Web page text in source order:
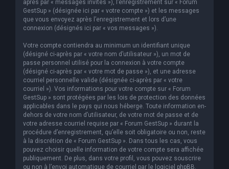
après par « messages invités »), l’enregistrement sur « Forum
GestSup » (désignée ici par « votre compte ») et les messages
que vous envoyez après l’enregistrement et lors d’une
connexion (désignés ici par « vos messages »).
Votre compte contiendra au minimum un identifiant unique
(désigné ci-après par « votre nom d’utilisateur »), un mot de
passe personnel utilisé pour la connexion à votre compte
(désigné ci-après par « votre mot de passe »), et une adresse
courriel personnelle valide (désignée ci-après par « votre
courriel »). Vos informations pour votre compte sur « Forum
GestSup » sont protégées par les lois de protection des données
applicables dans le pays qui nous héberge. Toute information en-
dehors de votre nom d’utilisateur, de votre mot de passe et de
votre adresse courriel requise par « Forum GestSup » durant la
procédure d’enregistrement, qu’elle soit obligatoire ou non, reste
à la discrétion de « Forum GestSup ». Dans tous les cas, vous
pouvez choisir quelle information de votre compte sera affichée
publiquement. De plus, dans votre profil, vous pouvez souscrire
ou non à l’envoi automatique de courriel par le logiciel phpBB.